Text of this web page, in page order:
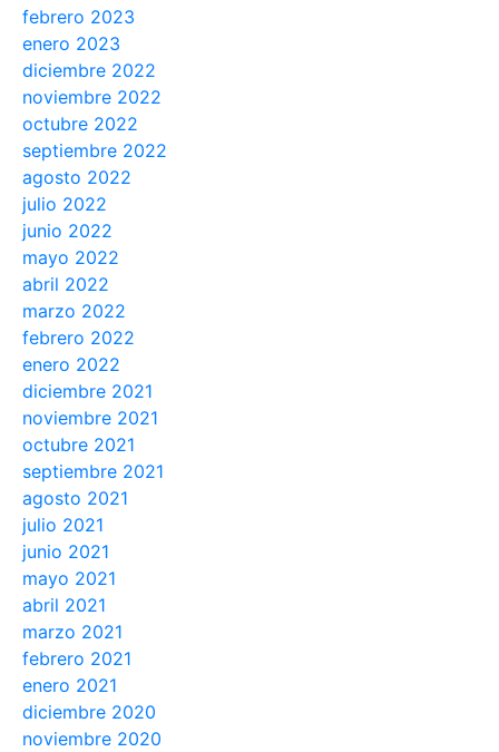
febrero 2023
enero 2023
diciembre 2022
noviembre 2022
octubre 2022
septiembre 2022
agosto 2022
julio 2022
junio 2022
mayo 2022
abril 2022
marzo 2022
febrero 2022
enero 2022
diciembre 2021
noviembre 2021
octubre 2021
septiembre 2021
agosto 2021
julio 2021
junio 2021
mayo 2021
abril 2021
marzo 2021
febrero 2021
enero 2021
diciembre 2020
noviembre 2020